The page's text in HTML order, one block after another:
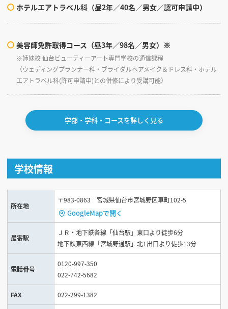
ホテルエアトラベル科（昼2年／40名／男女／認可申請中）
美容師免許取得コース（昼3年／98名／男女）※
※姉妹校 仙台ビューティーアート専門学校の通信課程
（ウェディングプランナー科・ブライダルヘアメイク＆ドレス科・ホテル
エアトラベル科(許可申請中)との併修により受講可能）
学部・学科・コースを詳しく見る
学校情報
所在地
〒983-0863 宮城県仙台市宮城野区車町102-5
GoogleMapで開く
最寄駅
ＪＲ・地下鉄各線「仙台駅」東口より徒歩6分
地下鉄東西線「宮城野通駅」北1出口より徒歩13分
電話番号
0120-997-350
022-742-5682
FAX 022-299-1382